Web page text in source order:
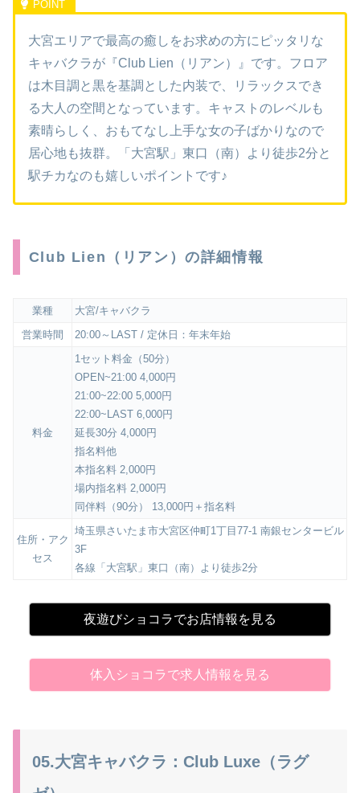
大宮エリアで最高の癒しをお求めの方にピッタリな
キャバクラが『Club Lien（リアン）』です。フロア
は木目調と黒を基調とした内装で、リラックスでき
る大人の空間となっています。キャストのレベルも
素晴らしく、おもてなし上手な女の子ばかりなので
居心地も抜群。「大宮駅」東口（南）より徒歩2分と
駅チカなのも嬉しいポイントです♪
Club Lien（リアン）の詳細情報
業種
大宮/キャバクラ
営業時間
20:00～LAST / 定休日：年末年始
料金
1セット料金（50分）
OPEN~21:00 4,000円
21:00~22:00 5,000円
22:00~LAST 6,000円
延長30分 4,000円
指名料他
本指名料 2,000円
場内指名料 2,000円
同伴料（90分） 13,000円＋指名料
住所・アク
セス
埼玉県さいたま市大宮区仲町1丁目77-1 南銀センタービル
3F
各線「大宮駅」東口（南）より徒歩2分
夜遊びショコラでお店情報を見る
体入ショコラで求人情報を見る
05.大宮キャバクラ：Club Luxe（ラグ